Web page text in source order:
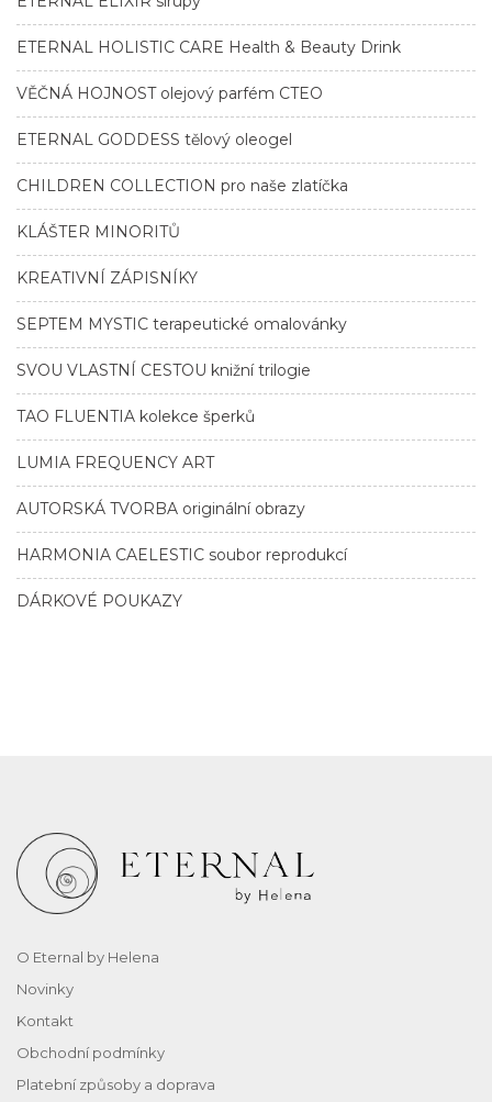
ETERNAL HOLISTIC CARE Health & Beauty Drink
VĚČNÁ HOJNOST olejový parfém CTEO
ETERNAL GODDESS tělový oleogel
CHILDREN COLLECTION pro naše zlatíčka
KLÁŠTER MINORITŮ
KREATIVNÍ ZÁPISNÍKY
SEPTEM MYSTIC terapeutické omalovánky
SVOU VLASTNÍ CESTOU knižní trilogie
TAO FLUENTIA kolekce šperků
LUMIA FREQUENCY ART
AUTORSKÁ TVORBA originální obrazy
HARMONIA CAELESTIC soubor reprodukcí
DÁRKOVÉ POUKAZY
O Eternal by Helena
Novinky
Kontakt
Obchodní podmínky
Platební způsoby a doprava